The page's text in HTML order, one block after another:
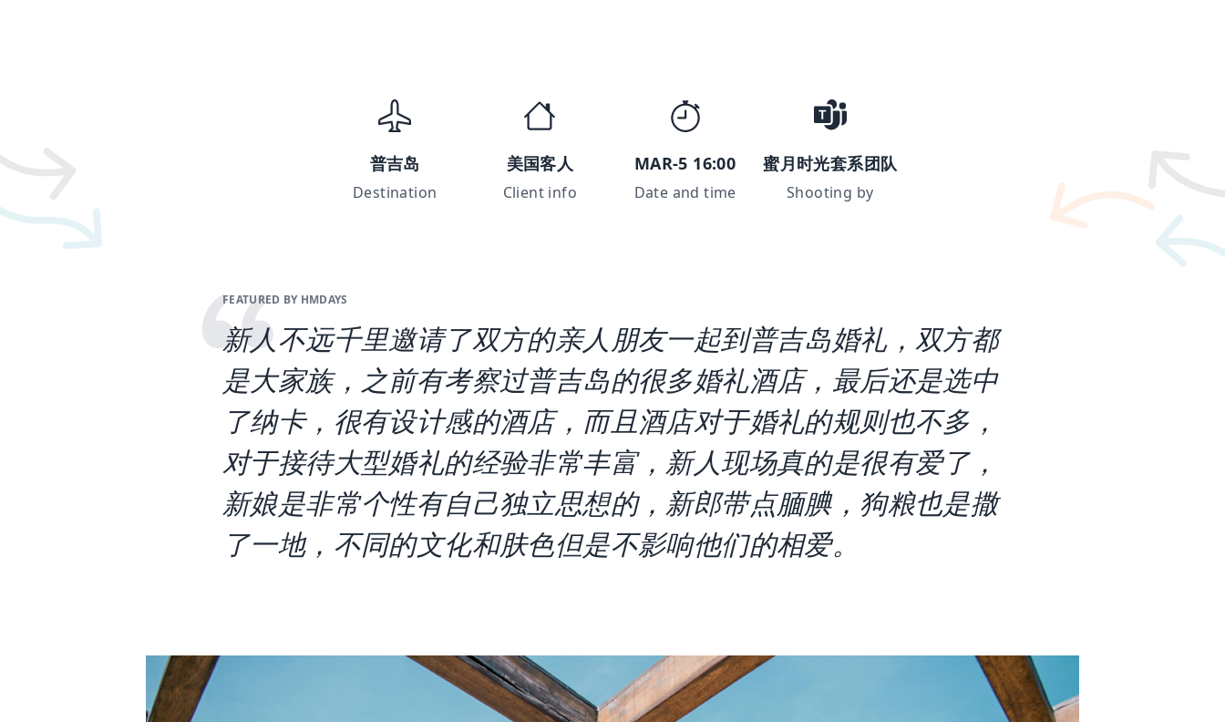
普吉岛
Destination
美国客人
Client info
MAR-5 16:00
Date and time
蜜月时光套系团队
Shooting by
FEATURED BY HMDAYS
新人不远千里邀请了双方的亲人朋友一起到普吉岛婚礼，双方都
是大家族，之前有考察过普吉岛的很多婚礼酒店，最后还是选中
了纳卡，很有设计感的酒店，而且酒店对于婚礼的规则也不多，
对于接待大型婚礼的经验非常丰富，新人现场真的是很有爱了，
新娘是非常个性有自己独立思想的，新郎带点腼腆，狗粮也是撒
了一地，不同的文化和肤色但是不影响他们的相爱。